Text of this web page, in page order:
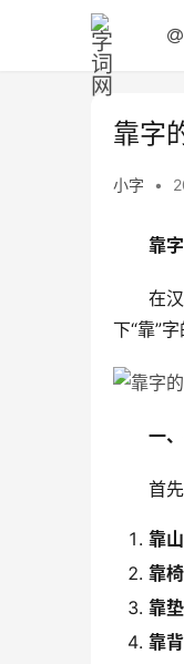
靠字
小字 •
靠
在汉语
下“靠”
一
首先，
靠山
靠椅
靠垫
靠背